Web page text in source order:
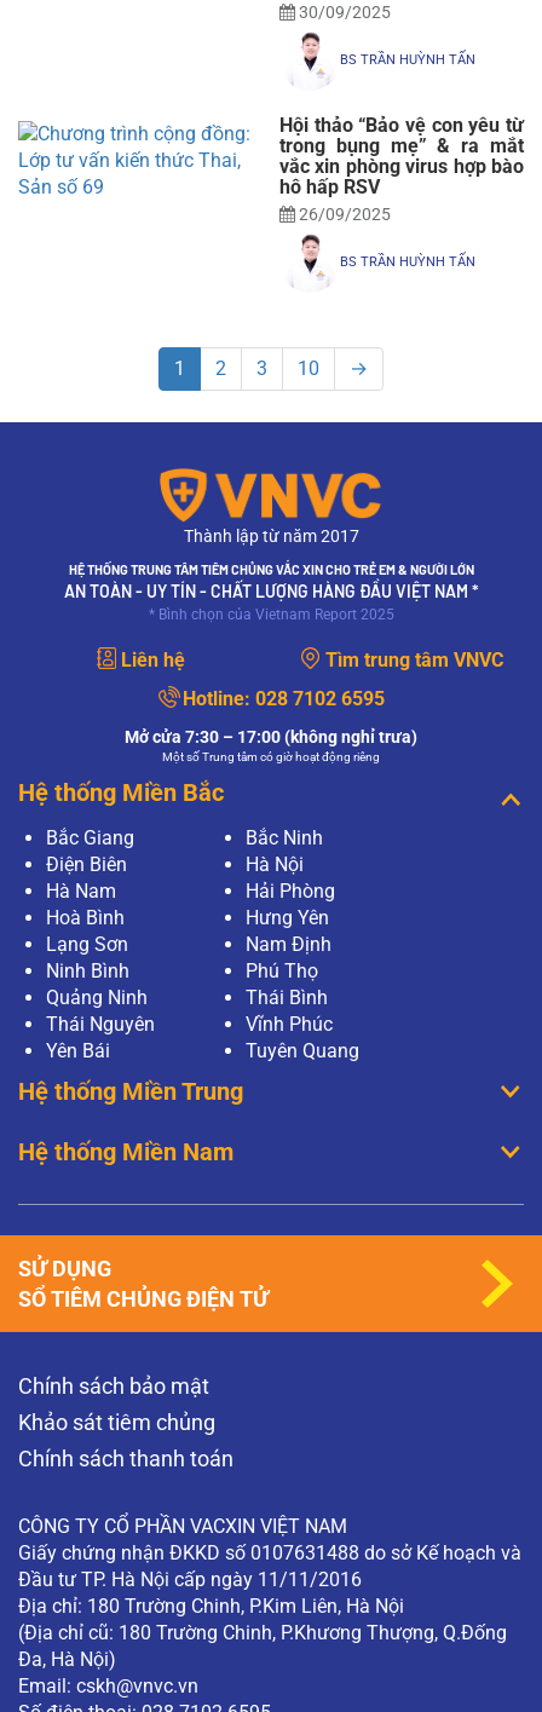
30/09/2025
BS TRẦN HUỲNH TẤN
Hội thảo “Bảo vệ con yêu từ
trong bụng mẹ” & ra mắt
vắc xin phòng virus hợp bào
hô hấp RSV
26/09/2025
BS TRẦN HUỲNH TẤN
1 2 3 10 →
Thành lập từ năm 2017
HỆ THỐNG TRUNG TÂM TIÊM CHỦNG VẮC XIN CHO TRẺ EM & NGƯỜI LỚN
AN TOÀN - UY TÍN - CHẤT LƯỢNG HÀNG ĐẦU VIỆT NAM *
* Bình chọn của Vietnam Report 2025
Liên hệ
Tìm trung tâm VNVC
Hotline: 028 7102 6595
Mở cửa 7:30 – 17:00 (không nghỉ trưa)
Một số Trung tâm có giờ hoạt động riêng
Hệ thống Miền Bắc
Bắc Giang
Bắc Ninh
Điện Biên
Hà Nội
Hà Nam
Hải Phòng
Hoà Bình
Hưng Yên
Lạng Sơn
Nam Định
Ninh Bình
Phú Thọ
Quảng Ninh
Thái Bình
Thái Nguyên
Vĩnh Phúc
Yên Bái
Tuyên Quang
Hệ thống Miền Trung
Hệ thống Miền Nam
Chính sách bảo mật
Khảo sát tiêm chủng
Chính sách thanh toán
CÔNG TY CỔ PHẦN VACXIN VIỆT NAM
Giấy chứng nhận ĐKKD số 0107631488 do sở Kế hoạch và
Đầu tư TP. Hà Nội cấp ngày 11/11/2016
Địa chỉ: 180 Trường Chinh, P.Kim Liên, Hà Nội
(Địa chỉ cũ: 180 Trường Chinh, P.Khương Thượng, Q.Đống
Đa, Hà Nội)
Email: cskh@vnvc.vn
SỬ DỤNG
SỔ TIÊM CHỦNG ĐIỆN TỬ